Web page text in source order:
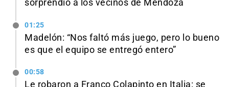
sorprendió a los vecinos de Mendoza
01:25
Madelón: “Nos faltó más juego, pero lo bueno
es que el equipo se entregó entero”
00:58
Le robaron a Franco Colapinto en Italia: se